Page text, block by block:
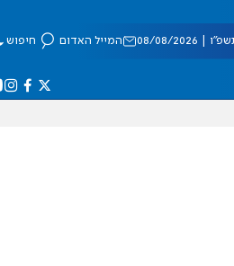
08/2026 המייל האדום חיפוש